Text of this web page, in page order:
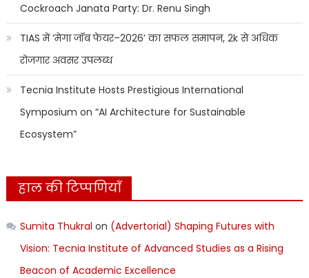
Cockroach Janata Party: Dr. Renu Singh
TIAS में ‘मेगा जॉब फेयर–2026’ का सफल समापन, 2k से अधिक
रोजगार अवसर उपलब्ध
Tecnia Institute Hosts Prestigious International
Symposium on “AI Architecture for Sustainable
Ecosystem”
हाल की टिप्पणियाँ
Sumita Thukral on (Advertorial) Shaping Futures with
Vision: Tecnia Institute of Advanced Studies as a Rising
Beacon of Academic Excellence